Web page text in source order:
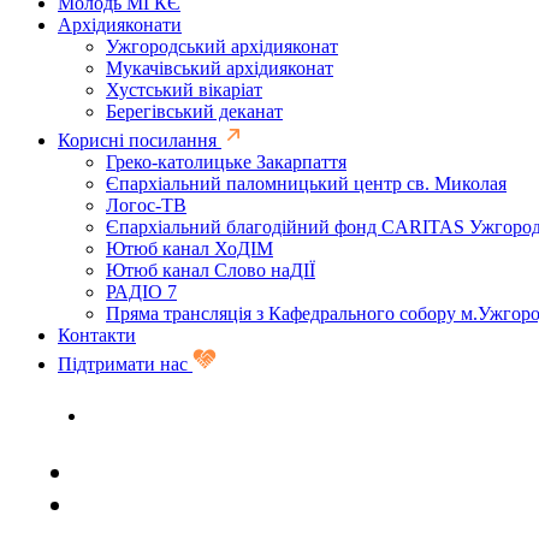
Архідияконати
Ужгородський архідияконат
Мукачівський архідияконат
Хустський вікаріат
Берегівський деканат
Корисні посилання
Греко-католицьке Закарпаття
Єпархіальний паломницький центр св. Миколая
Логос-ТВ
Єпархіальний благодійний фонд CARITAS
Ютюб канал ХоДІМ
Ютюб канал Слово наДІЇ
РАДІО 7
Пряма трансляція з Кафедрального собору
Контакти
Підтримати нас